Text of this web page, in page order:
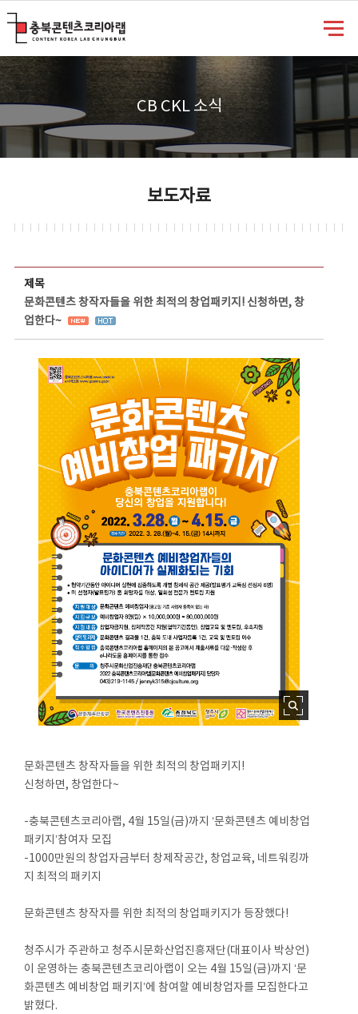
CB CKL 소식
보도자료
제목
문화콘텐츠 창작자들을 위한 최적의 창업패키지! 신청하면, 창
업한다~
문화콘텐츠 창작자들을 위한 최적의 창업패키지!
신청하면, 창업한다~
-충북콘텐츠코리아랩, 4월 15일(금)까지 ‘문화콘텐츠 예비창업
패키지’참여자 모집
-1000만원의 창업자금부터 창제작공간, 창업교육, 네트워킹까
지 최적의 패키지
문화콘텐츠 창작자를 위한 최적의 창업패키지가 등장했다!
청주시가 주관하고 청주시문화산업진흥재단(대표이사 박상언)
이 운영하는 충북콘텐츠코리아랩이 오는 4월 15일(금)까지 ‘문
화콘텐츠 예비창업 패키지’에 참여할 예비창업자를 모집한다고
밝혔다.